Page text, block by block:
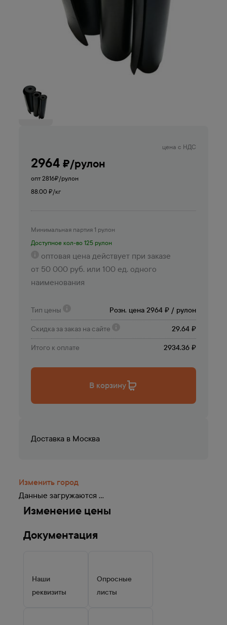
цена с НДС
2964 ₽/рулон
опт 2816₽/рулон
88.00 ₽/кг
Минимальная партия 1 рулон
Доступное кол-во 125 рулон
оптовая цена действует при заказе
от 50 000 руб. или 100 ед. одного
наименования
Тип цены Розн. цена 2964 ₽ / рулон
Скидка за заказ на сайте 29.64 ₽
Итого к оплате 2934.36 ₽
В корзину
Доставка в Москва
Изменить город
Данные загружаются ...
Изменение цены
Документация
Наши
реквизиты
Опросные
листы